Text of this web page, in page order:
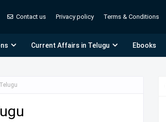
Contact us Privacy policy Terms & Conditions
Current Affairs in Telugu Ebooks